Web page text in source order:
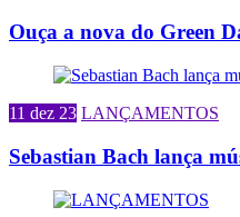
Ouça a nova do Green
11 dez 23 LANÇAMENTOS
Sebastian Bach lança